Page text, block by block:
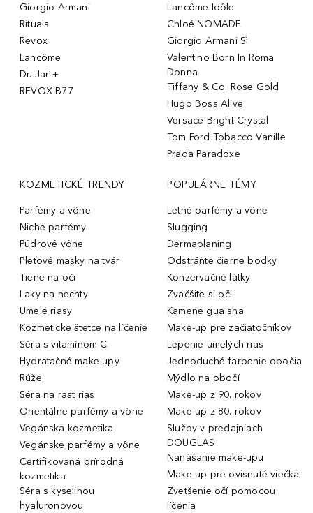
Giorgio Armani
Rituals
Revox
Lancôme
Dr. Jart+
REVOX B77
Lancôme Idôle
Chloé NOMADE
Giorgio Armani Sì
Valentino Born In Roma
Donna
Tiffany & Co. Rose Gold
Hugo Boss Alive
Versace Bright Crystal
Tom Ford Tobacco Vanille
Prada Paradoxe
KOZMETICKÉ TRENDY
Parfémy a vône
Niche parfémy
Púdrové vône
Pleťové masky na tvár
Tiene na oči
Laky na nechty
Umelé riasy
Kozmeticke štetce na líčenie
Séra s vitamínom C
Hydratačné make-upy
Rúže
Séra na rast rias
Orientálne parfémy a vône
Vegánska kozmetika
Vegánske parfémy a vône
Certifikovaná prírodná
kozmetika
Séra s kyselinou
hyaluronovou
POPULÁRNE TÉMY
Letné parfémy a vône
Slugging
Dermaplaning
Odstráňte čierne bodky
Konzervačné látky
Zväčšite si oči
Kamene gua sha
Make-up pre začiatočníkov
Lepenie umelých rias
Jednoduché farbenie obočia
Mýdlo na obočí
Make-up z 90. rokov
Make-up z 80. rokov
Služby v predajniach
DOUGLAS
Nanášanie make-upu
Make-up pre ovisnuté viečka
Zvetšenie očí pomocou
líčenia